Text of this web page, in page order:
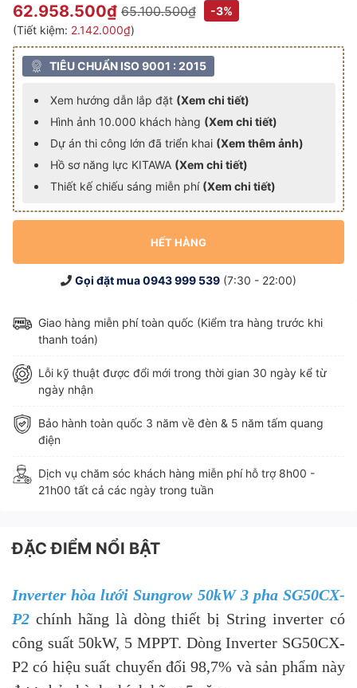
62.958.500₫ 65.100.500₫
-3%
(Tiết kiệm: 2.142.000₫)
TIÊU CHUẨN ISO 9001 : 2015
Xem hướng dẫn lắp đặt (Xem chi tiết)
Hình ảnh 10.000 khách hàng (Xem chi tiết)
Dự án thi công lớn đã triển khai (Xem thêm ảnh)
Hồ sơ năng lực KITAWA (Xem chi tiết)
Thiết kế chiếu sáng miễn phí (Xem chi tiết)
HẾT HÀNG
Gọi đặt mua0943 999 539 (7:30 - 22:00)
Giao hàng miễn phí toàn quốc (Kiểm tra hàng trước khi
thanh toán)
Lỗi kỹ thuật được đổi mới trong thời gian 30 ngày kể từ
ngày nhận
Bảo hành toàn quốc 3 năm về đèn & 5 năm tấm quang
điện
Dịch vụ chăm sóc khách hàng miễn phí hỗ trợ 8h00 -
21h00 tất cả các ngày trong tuần
ĐẶC ĐIỂM NỔI BẬT
Inverter hòa lưới Sungrow 50kW 3 pha SG50CX-
P2 chính hãng là dòng thiết bị String inverter có
công suất 50kW, 5 MPPT. Dòng Inverter SG50CX-
P2 có hiệu suất chuyển đổi 98,7% và sản phẩm này